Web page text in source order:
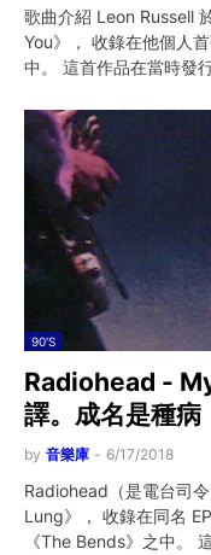
歌曲介紹 Leon Russell
You》， 收錄在他個人
中。 這首作品在當時發
90'S
Radiohead -
譯。成名是種病
by 音樂庫 - 6/17/2018
Radiohead（是電台司
Lung》， 收錄在同名
《The Bends》之中。